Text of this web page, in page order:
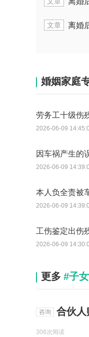
1.8w 浏览
婚姻家庭
劳务工十级伤
2026-06-09
因车祸产生的
2026-06-09
本人负全责被
2026-06-09
工伤鉴定出伤
2026-06-09
更多 #子
咨询 合伙人
306次阅读